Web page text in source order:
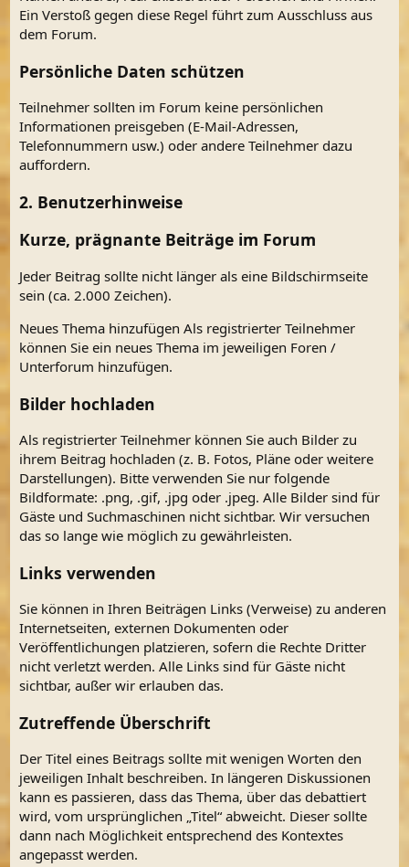
Ein Verstoß gegen diese Regel führt zum Ausschluss aus
dem Forum.
Persönliche Daten schützen
Teilnehmer sollten im Forum keine persönlichen
Informationen preisgeben (E-Mail-Adressen,
Telefonnummern usw.) oder andere Teilnehmer dazu
auffordern.
2. Benutzerhinweise
Kurze, prägnante Beiträge im Forum
Jeder Beitrag sollte nicht länger als eine Bildschirmseite
sein (ca. 2.000 Zeichen).
Neues Thema hinzufügen Als registrierter Teilnehmer
können Sie ein neues Thema im jeweiligen Foren /
Unterforum hinzufügen.
Bilder hochladen
Als registrierter Teilnehmer können Sie auch Bilder zu
ihrem Beitrag hochladen (z. B. Fotos, Pläne oder weitere
Darstellungen). Bitte verwenden Sie nur folgende
Bildformate: .png, .gif, .jpg oder .jpeg. Alle Bilder sind für
Gäste und Suchmaschinen nicht sichtbar. Wir versuchen
das so lange wie möglich zu gewährleisten.
Links verwenden
Sie können in Ihren Beiträgen Links (Verweise) zu anderen
Internetseiten, externen Dokumenten oder
Veröffentlichungen platzieren, sofern die Rechte Dritter
nicht verletzt werden. Alle Links sind für Gäste nicht
sichtbar, außer wir erlauben das.
Zutreffende Überschrift
Der Titel eines Beitrags sollte mit wenigen Worten den
jeweiligen Inhalt beschreiben. In längeren Diskussionen
kann es passieren, dass das Thema, über das debattiert
wird, vom ursprünglichen „Titel“ abweicht. Dieser sollte
dann nach Möglichkeit entsprechend des Kontextes
angepasst werden.